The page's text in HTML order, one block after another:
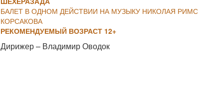
БАЛЕТ В ОДНОМ ДЕЙСТВИИ НА МУЗЫКУ НИКОЛАЯ
КОРСАКОВА
РЕКОМЕНДУЕМЫЙ ВОЗРАСТ 12+
Дирижер – Владимир Оводок